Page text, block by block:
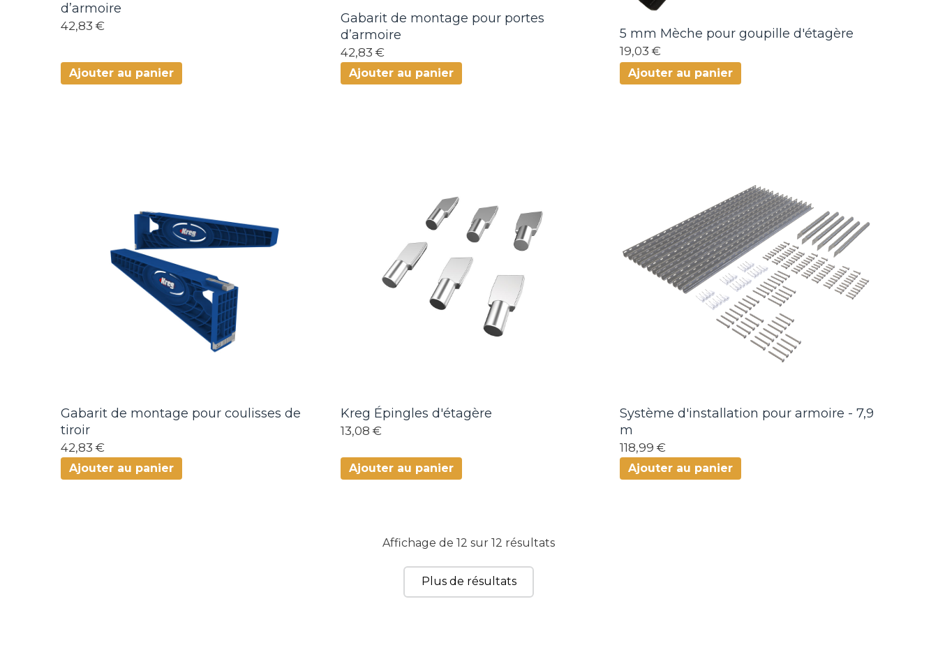
d’armoire
42,83 €
Ajouter au panier
Gabarit de montage pour portes
d’armoire
42,83 €
Ajouter au panier
5 mm Mèche pour goupille d'étagère
19,03 €
Ajouter au panier
Gabarit de montage pour coulisses de
tiroir
42,83 €
Ajouter au panier
Kreg Épingles d'étagère
13,08 €
Ajouter au panier
Système d'installation pour armoire - 7,9
m
118,99 €
Ajouter au panier
Affichage de 12 sur 12 résultats
Plus de résultats